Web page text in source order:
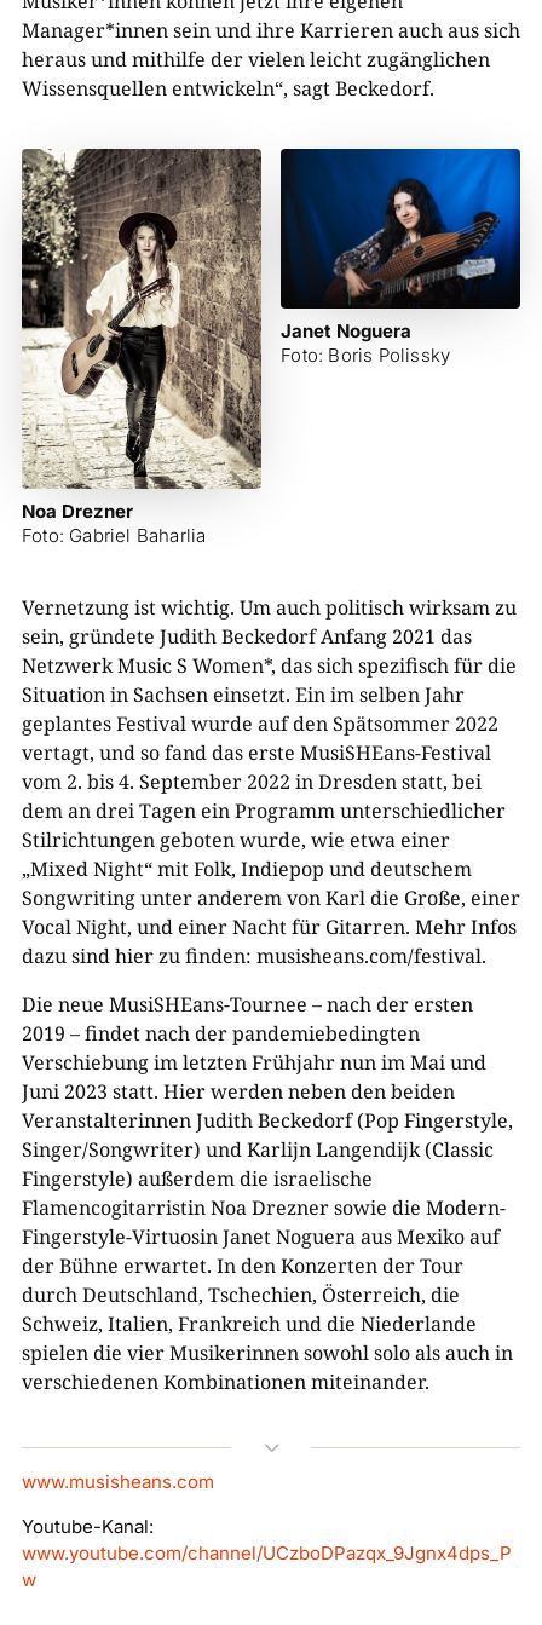
Manager*innen sein und ihre Karrieren auch aus sich
heraus und mithilfe der vielen leicht zugänglichen
Wissensquellen entwickeln“, sagt Beckedorf.
Noa Drezner
Foto: Gabriel Baharlia
Janet Noguera
Foto: Boris Polissky
Vernetzung ist wichtig. Um auch politisch wirksam zu
sein, gründete Judith Beckedorf Anfang 2021 das
Netzwerk Music S Women*, das sich spezifisch für die
Situation in Sachsen einsetzt. Ein im selben Jahr
geplantes Festival wurde auf den Spätsommer 2022
vertagt, und so fand das erste MusiSHEans-Festival
vom 2. bis 4. September 2022 in Dresden statt, bei
dem an drei Tagen ein Programm unterschiedlicher
Stilrichtungen geboten wurde, wie etwa einer
„Mixed Night“ mit Folk, Indiepop und deutschem
Songwriting unter anderem von Karl die Große, einer
Vocal Night, und einer Nacht für Gitarren. Mehr Infos
dazu sind hier zu finden: musisheans.com/festival.
Die neue MusiSHEans-Tournee – nach der ersten
2019 – findet nach der pandemiebedingten
Verschiebung im letzten Frühjahr nun im Mai und
Juni 2023 statt. Hier werden neben den beiden
Veranstalterinnen Judith Beckedorf (Pop Fingerstyle,
Singer/Songwriter) und Karlijn Langendijk (Classic
Fingerstyle) außerdem die israelische
Flamencogitarristin Noa Drezner sowie die Modern-
Fingerstyle-Virtuosin Janet Noguera aus Mexiko auf
der Bühne erwartet. In den Konzerten der Tour
durch Deutschland, Tschechien, Österreich, die
Schweiz, Italien, Frankreich und die Niederlande
spielen die vier Musikerinnen sowohl solo als auch in
verschiedenen Kombinationen miteinander.
3
www.musisheans.com
Youtube-Kanal:
www.youtube.com/channel/UCzboDPazqx_9Jgnx4dps_P
w